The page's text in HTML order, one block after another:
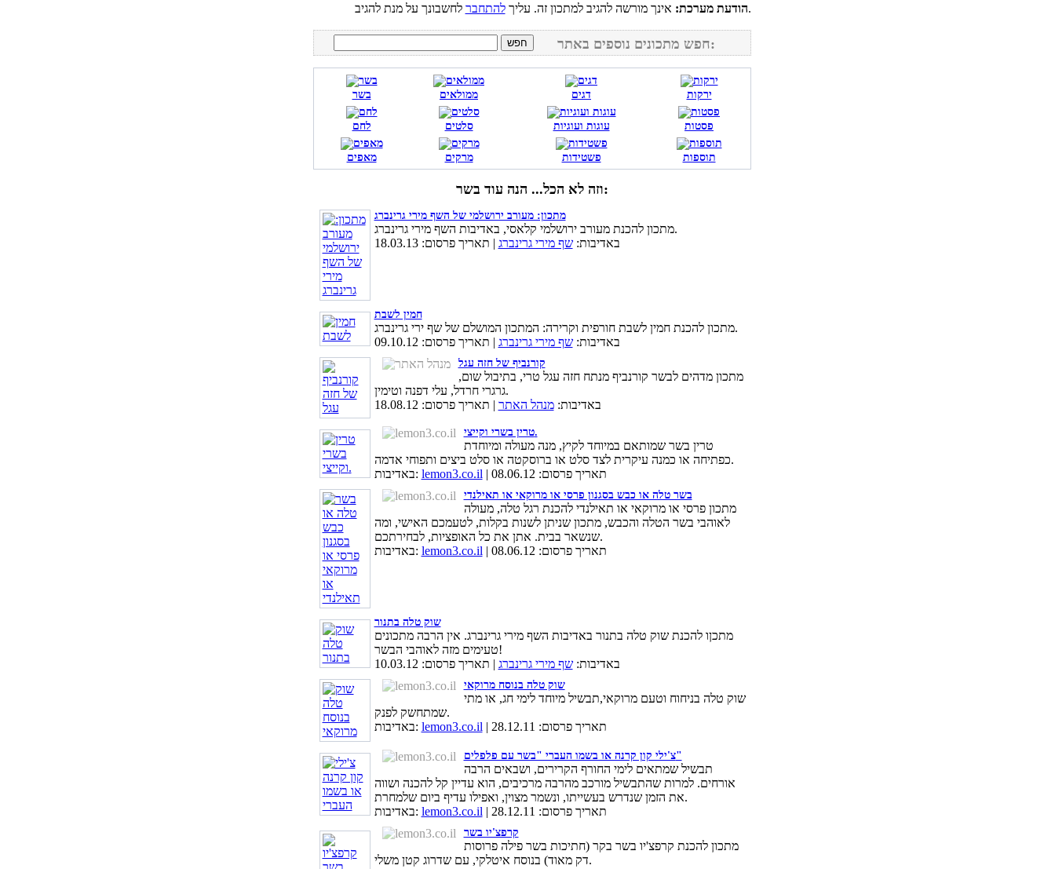
הודעת מערכת: אינך מורשה להגיב למתכון זה. עליךלהתחבר לחשבונך על מנת להגיב.
חפש מתכונים נוספים באתר:
בשר ממולאים דגים ירקות
לחם סלטים עוגות ועוגיות פסטות
מאפים מרקים פשטידות תוספות
וזה לא הכל... הנה עוד בשר:
מתכון: מעורב ירושלמי של השף מירי גרינברג
מתכון להכנת מעורב ירושלמי קלאסי, באדיבות השף מירי גרינברג.
באדיבות:שף מירי גרינברג | תאריך פרסום: 18.03.13
חמין לשבת
מתכון להכנת חמין לשבת חורפית וקרירה: המתכון המושלם של שף ירי גרינברג.
באדיבות:שף מירי גרינברג | תאריך פרסום: 09.10.12
קורנביף של חזה עגל
מתכון מדהים לבשר קורנביף מנתח חזה עגל טרי, בתיבול שום,
גרגרי חרדל, עלי דפנה וטימין.
באדיבות:מנהל האתר | תאריך פרסום: 18.08.12
טרין בשרי וקייצי.
טרין בשר שמותאם במיוחד לקיץ, מנה מעולה ומיוחדת
כפתיחה או כמנה עיקרית לצד סלט או ברוסקטה או סלט ביצים ותפוחי אדמה.
באדיבות: lemon3.co.il | תאריך פרסום: 08.06.12
בשר טלה או כבש בסגנון פרסי או מרוקאי או תאילנדי
מתכון פרסי או מרוקאי או תאילנדי להכנת רגל טלה, מעולה
לאוהבי בשר הטלה והכבש, מתכון שניתן לשנות בקלות, לטעמכם האישי, ומה
שנשאר בבית. אתן את כל האופציות, לבחירתכם.
באדיבות: lemon3.co.il | תאריך פרסום: 08.06.12
שוק טלה בתנור
מתכןו להכנת שוק טלה בתנור באדיבות השף מירי גרינברג. אין הרבה מתכונים
טעימים מזה לאוהבי הבשר!
באדיבות:שף מירי גרינברג | תאריך פרסום: 10.03.12
שוק טלה בנוסח מרוקאי
שוק טלה בניחוח וטעם מרוקאי,תבשיל מיוחד לימי חג, או מתי
שמתחשק לפנק.
באדיבות: lemon3.co.il | תאריך פרסום: 28.12.11
צ'ילי קון קרנה או בשמו העברי "בשר עם פלפלים"
תבשיל שמתאים לימי החורף הקרירים, ושבאים הרבה
אורחים. למרות שהתבשיל מורכב מהרבה מרכיבים, הוא עדיין קל להכנה ושווה
את הזמן שנדרש בעשייתו, ונשמר מצוין, ואפילו עדיף ביום שלמחרת.
באדיבות: lemon3.co.il | תאריך פרסום: 28.12.11
קרפצ'יו בשר
מתכון להכנת קרפצ'יו בשר בקר (חתיכות בשר פילה פרוסות
דק מאוד) בנוסח איטלקי, עם שדרוג קטן משלי.